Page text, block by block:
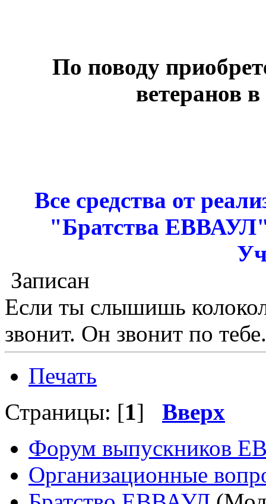
По поводу
ветеранов
Все средства от
"Братства
Записан
Если ты слышишь
звонит. Он звонит по
Печать
Страницы: [1] Вверх
Форум выпускников
Организационные